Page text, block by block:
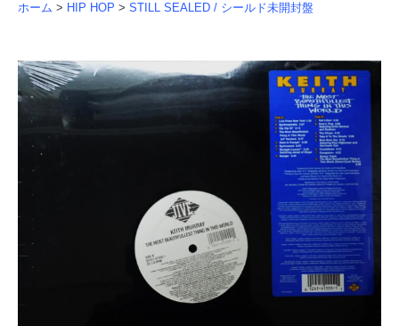
ホーム > HIP HOP > STILL SEALED / シールド未開封盤